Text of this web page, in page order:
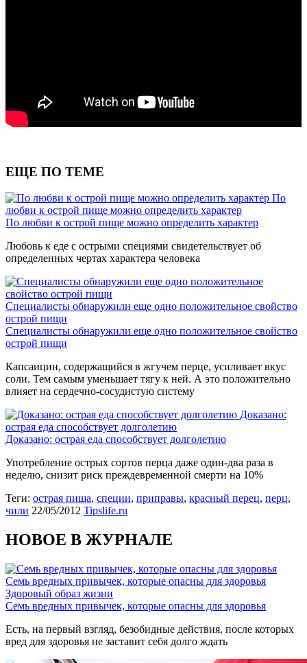
ЕЩЕ ПО ТЕМЕ
По
любви к острой пище можно определить характер
По любви к острой пище можно определить характер
Любовь к еде с острыми специями свидетельствует об
определенных чертах характера человека
Специалисты обнаружили еще одно положительное свойство
острой пищи
Специалисты обнаружили еще одно положительное свойство
острой пищи
Капсаицин, содержащийся в жгучем перце, усиливает вкус
соли. Тем самым уменьшает тягу к ней. А это положительно
влияет на сердечно-сосудистую систему
Доказано:
острая еда способствует долголетию
Доказано: острая еда способствует долголетию
Употребление острых сортов перца даже один-два раза в
неделю, снизит риск преждевременной смерти на 10%
Теги: острая пища, специи, приправы, красный перец, перц,
чили 22/05/2012 Tipslife.ru
НОВОЕ В ЖУРНАЛЕ
Семь вредных привычек, которые опасны для здоровья
Здоровый образ жизни
Семь вредных привычек, которые опасны для здоровья
Есть, на первый взгляд, безобидные действия, после которых
вред для здоровья не заставит себя долго ждать